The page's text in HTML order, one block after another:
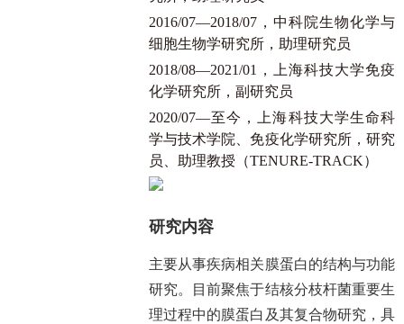
2016/07—2018/07，中科院生物化学与
细胞生物学研究所，助理研究员
2018/08—2021/01，上海科技大学免疫
化学研究所，副研究员
2020/07—至今，上海科技大学生命科
学与技术学院、免疫化学研究所，研究
员、助理教授（TENURE-TRACK）
研究内容
主要从事疾病相关膜蛋白的结构与功能
研究。目前聚焦于结核分枝杆菌重要生
理过程中的膜蛋白及其复合物研究，具